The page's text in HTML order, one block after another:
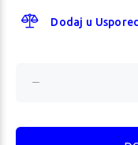
Dodaj u